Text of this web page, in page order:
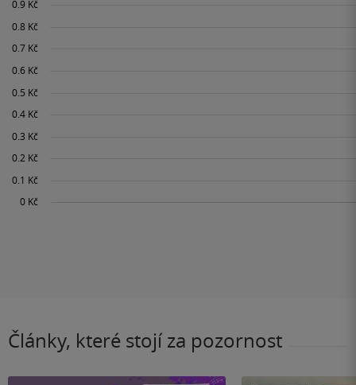
Články, které stojí za pozornost